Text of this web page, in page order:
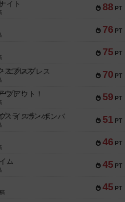
88 PT
イト
76 PT
75 PT
70 PT
エクスプレス
59 PT
ブアウト！
51 PT
：イスラ・ボンバ
46 PT
45 PT
ム
45 PT